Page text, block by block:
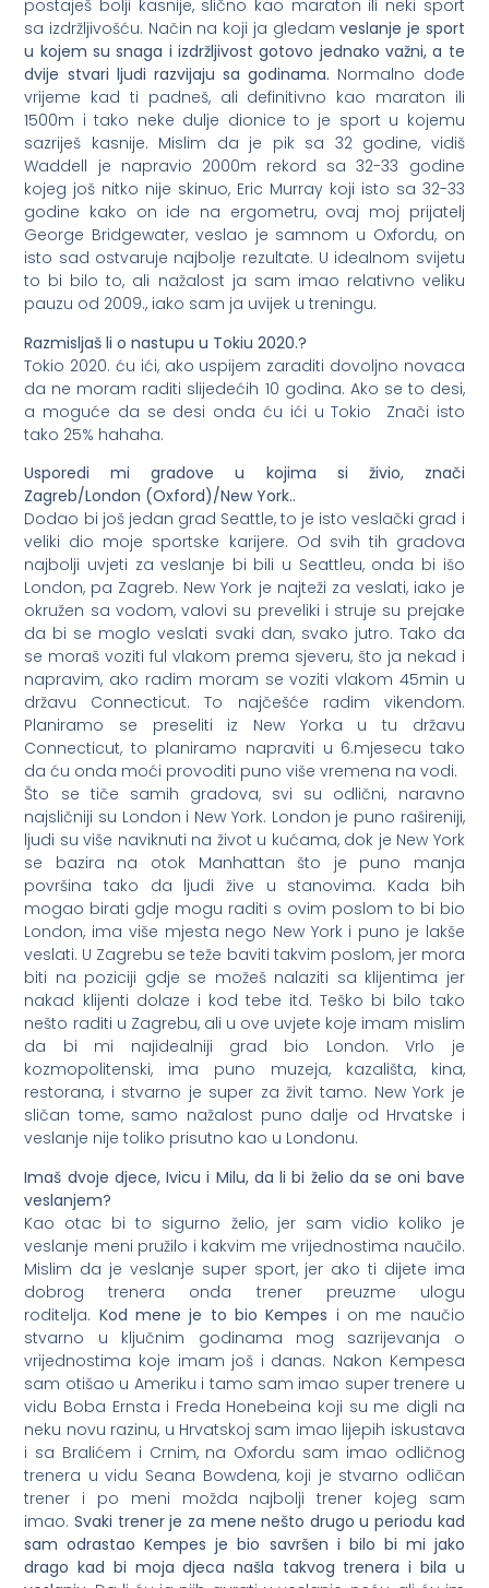
postaješ bolji kasnije, slično kao maraton ili neki sport
sa izdržljivošću. Način na koji ja gledamveslanje je sport
u kojem su snaga i izdržljivost gotovo jednako važni, a te
dvije stvari ljudi razvijaju sa godinama. Normalno dođe
vrijeme kad ti padneš, ali definitivno kao maraton ili
1500m i tako neke dulje dionice to je sport u kojemu
sazriješ kasnije. Mislim da je pik sa 32 godine, vidiš
Waddell je napravio 2000m rekord sa 32-33 godine
kojeg još nitko nije skinuo, Eric Murray koji isto sa 32-33
godine kako on ide na ergometru, ovaj moj prijatelj
George Bridgewater, veslao je samnom u Oxfordu, on
isto sad ostvaruje najbolje rezultate. U idealnom svijetu
to bi bilo to, ali nažalost ja sam imao relativno veliku
pauzu od 2009., iako sam ja uvijek u treningu.
Razmisljaš li o nastupu u Tokiu 2020.?
Tokio 2020. ću ići, ako uspijem zaraditi dovoljno novaca
da ne moram raditi slijedećih 10 godina. Ako se to desi,
a moguće da se desi onda ću ići u Tokio Znači isto
tako 25% hahaha.
Usporedi mi gradove u kojima si živio, znači
Zagreb/London (Oxford)/New York..
Dodao bi još jedan grad Seattle, to je isto veslački grad i
veliki dio moje sportske karijere. Od svih tih gradova
najbolji uvjeti za veslanje bi bili u Seattleu, onda bi išo
London, pa Zagreb. New York je najteži za veslati, iako je
okružen sa vodom, valovi su preveliki i struje su prejake
da bi se moglo veslati svaki dan, svako jutro. Tako da
se moraš voziti ful vlakom prema sjeveru, što ja nekad i
napravim, ako radim moram se voziti vlakom 45min u
državu Connecticut. To najčešće radim vikendom.
Planiramo se preseliti iz New Yorka u tu državu
Connecticut, to planiramo napraviti u 6.mjesecu tako
da ću onda moći provoditi puno više vremena na vodi.
Što se tiče samih gradova, svi su odlični, naravno
najsličniji su London i New York. London je puno rašireniji,
ljudi su više naviknuti na život u kućama, dok je New York
se bazira na otok Manhattan što je puno manja
površina tako da ljudi žive u stanovima. Kada bih
mogao birati gdje mogu raditi s ovim poslom to bi bio
London, ima više mjesta nego New York i puno je lakše
veslati. U Zagrebu se teže baviti takvim poslom, jer mora
biti na poziciji gdje se možeš nalaziti sa klijentima jer
nakad klijenti dolaze i kod tebe itd. Teško bi bilo tako
nešto raditi u Zagrebu, ali u ove uvjete koje imam mislim
da bi mi najidealniji grad bio London. Vrlo je
kozmopolitenski, ima puno muzeja, kazališta, kina,
restorana, i stvarno je super za živit tamo. New York je
sličan tome, samo nažalost puno dalje od Hrvatske i
veslanje nije toliko prisutno kao u Londonu.
Imaš dvoje djece, Ivicu i Milu, da li bi želio da se oni bave
veslanjem?
Kao otac bi to sigurno želio, jer sam vidio koliko je
veslanje meni pružilo i kakvim me vrijednostima naučilo.
Mislim da je veslanje super sport, jer ako ti dijete ima
dobrog trenera onda trener preuzme ulogu
roditelja. Kod mene je to bio Kempes i on me naučio
stvarno u ključnim godinama mog sazrijevanja o
vrijednostima koje imam još i danas. Nakon Kempesa
sam otišao u Ameriku i tamo sam imao super trenere u
vidu Boba Ernsta i Freda Honebeina koji su me digli na
neku novu razinu, u Hrvatskoj sam imao lijepih iskustava
i sa Bralićem i Crnim, na Oxfordu sam imao odličnog
trenera u vidu Seana Bowdena, koji je stvarno odličan
trener i po meni možda najbolji trener kojeg sam
imao.Svaki trener je za mene nešto drugo u periodu kad
sam odrastao Kempes je bio savršen i bilo bi mi jako
drago kad bi moja djeca našla takvog trenera i bila u